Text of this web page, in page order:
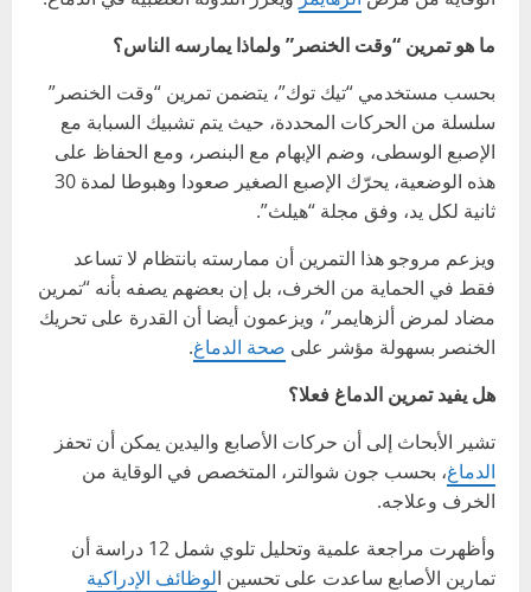
ما هو تمرين “وقت الخنصر” ولماذا يمارسه الناس؟
بحسب مستخدمي “تيك توك”، يتضمن تمرين “وقت الخنصر”
سلسلة من الحركات المحددة، حيث يتم تشبيك السبابة مع
الإصبع الوسطى، وضم الإبهام مع البنصر، ومع الحفاظ على
هذه الوضعية، يحرّك الإصبع الصغير صعودا وهبوطا لمدة 30
ثانية لكل يد، وفق مجلة “هيلث”.
ويزعم مروجو هذا التمرين أن ممارسته بانتظام لا تساعد
فقط في الحماية من الخرف، بل إن بعضهم يصفه بأنه “تمرين
مضاد لمرض ألزهايمر”، ويزعمون أيضا أن القدرة على تحريك
الخنصر بسهولة مؤشر على صحة الدماغ.
هل يفيد تمرين الدماغ فعلا؟
تشير الأبحاث إلى أن حركات الأصابع واليدين يمكن أن تحفز
الدماغ، بحسب جون شوالتر، المتخصص في الوقاية من
الخرف وعلاجه.
وأظهرت مراجعة علمية وتحليل تلوي شمل 12 دراسة أن
تمارين الأصابع ساعدت على تحسين الوظائف الإدراكية